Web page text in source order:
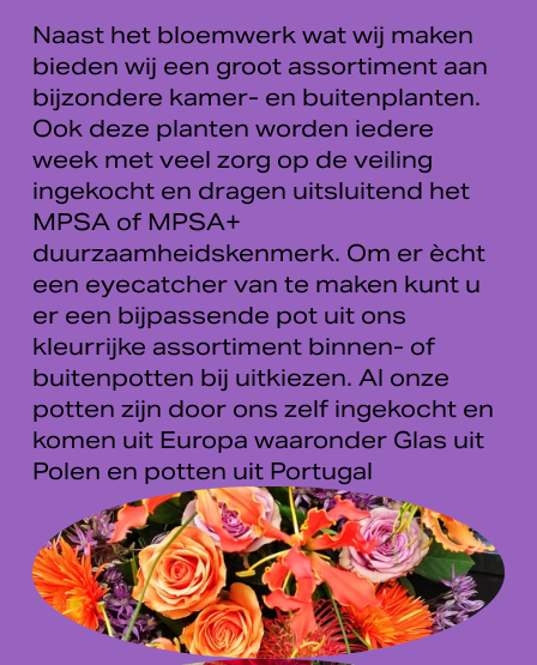
Naast het bloemwerk wat wij maken
bieden wij een groot assortiment aan
bijzondere kamer- en buitenplanten.
Ook deze planten worden iedere
week met veel zorg op de veiling
ingekocht en dragen uitsluitend het
MPSA of MPSA+
duurzaamheidskenmerk. Om er ècht
een eyecatcher van te maken kunt u
er een bijpassende pot uit ons
kleurrijke assortiment binnen- of
buitenpotten bij uitkiezen. Al onze
potten zijn door ons zelf ingekocht en
komen uit Europa waaronder Glas uit
Polen en potten uit Portugal